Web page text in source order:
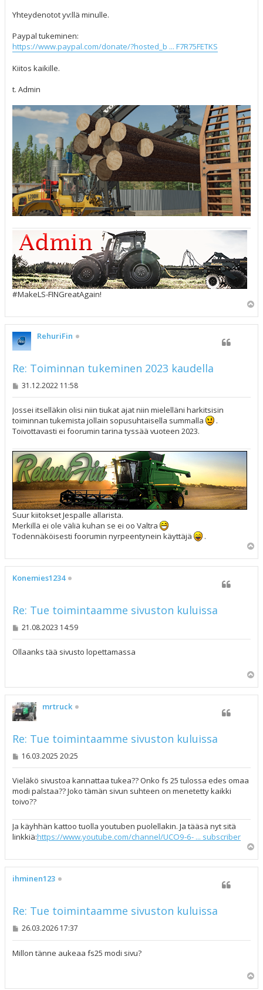
Yhteydenotot yv:llä minulle.
Paypal tukeminen:
https://www.paypal.com/donate/?hosted_b ... F7R75FETKS
Kiitos kaikille.
t. Admin
#MakeLS-FINGreatAgain!
ö
RehuriFin
Re: Toiminnan tukeminen 2023 kaudella
V
s
t
i
31.12.2022 11:58
Jossei itselläkin olisi niin tiukat ajat niin mielelläni harkitsisin
toiminnan tukemista jollain sopusuhtaisella summalla
.
Toivottavasti ei foorumin tarina tyssää vuoteen 2023.
Suur kiitokset Jespalle allarista.
Merkillä ei ole väliä kuhan se ei oo Valtra
Todennäköisesti foorumin nyrpeentynein käyttäjä
.
ö
Konemies1234
Re: Tue toimintaamme sivuston kuluissa
V
s
21.08.2023 14:59
Ollaanks tää sivusto lopettamassa
ö
mrtruck
Re: Tue toimintaamme sivuston kuluissa
V
s
t
i
16.03.2025 20:25
Vieläkö sivustoa kannattaa tukea?? Onko fs 25 tulossa edes omaa
modi palstaa?? Joko tämän sivun suhteen on menetetty kaikki
toivo??
Ja käyhhän kattoo tuolla youtuben puolellakin. Ja tääsä nyt sitä
linkkiä:https://www.youtube.com/channel/UCO9-6- ... subscriber
l
ö
ihminen123
Re: Tue toimintaamme sivuston kuluissa
V
s
26.03.2026 17:37
Millon tänne aukeaa fs25 modi sivu?